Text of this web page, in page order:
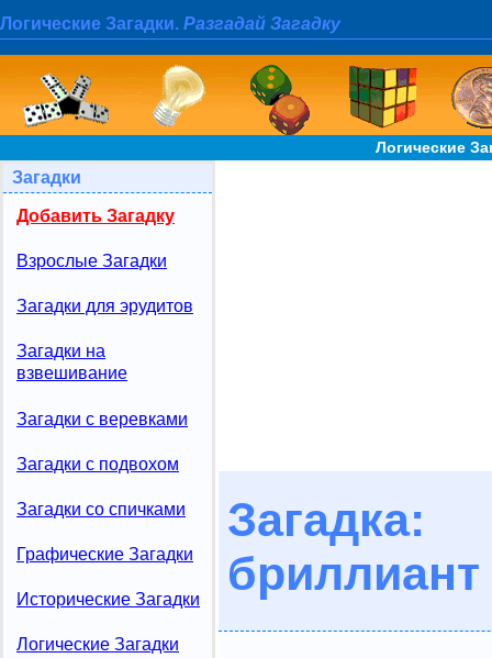
Логические Загадки. Разгадай Загадку
Логические
Загадки
Добавить Загадку
Взрослые Загадки
Загадки для эрудитов
Загадки на
взвешивание
Загадки с веревками
Загадки с подвохом
Загадки со спичками
Графические Загадки
Исторические Загадки
Логические Загадки
бриллиант